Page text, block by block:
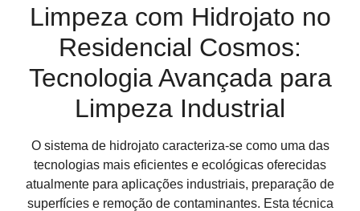
Limpeza com Hidrojato no
Residencial Cosmos:
Tecnologia Avançada para
Limpeza Industrial
O sistema de hidrojato caracteriza-se como uma das
tecnologias mais eficientes e ecológicas oferecidas
atualmente para aplicações industriais, preparação de
superfícies e remoção de contaminantes. Esta técnica